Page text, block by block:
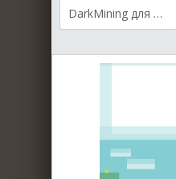
DarkMining для Майнкрафт [1.19.4, 1.19.3]